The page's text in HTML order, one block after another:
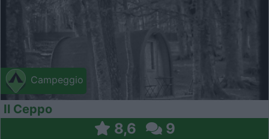
Campeggio
Il Ceppo
8,6 9